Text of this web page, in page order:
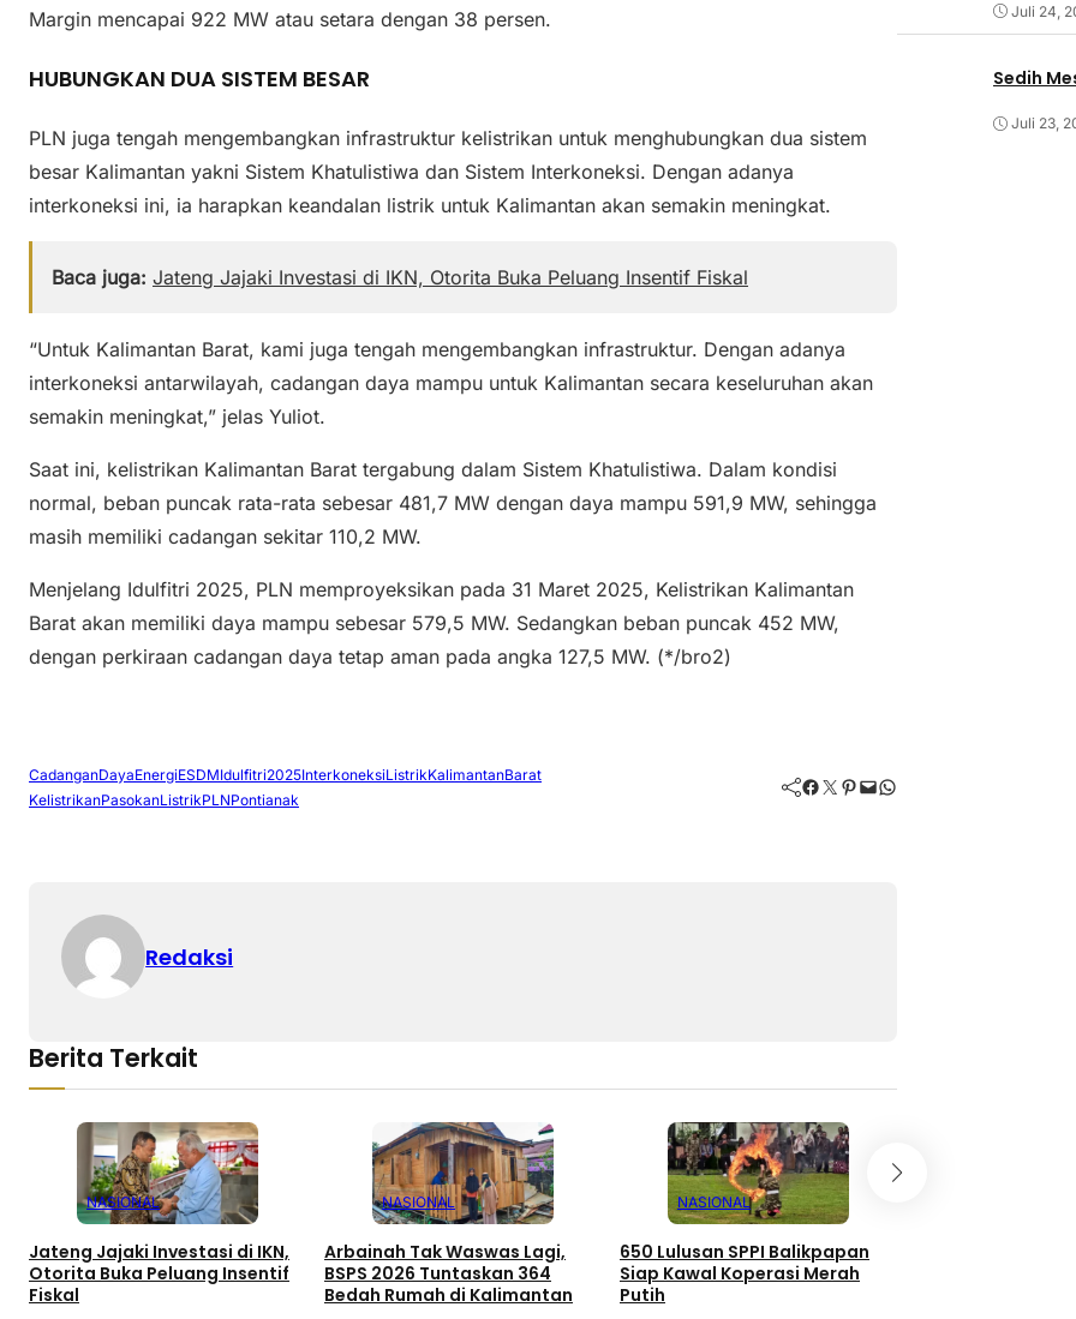
Margin mencapai 922 MW atau setara dengan 38 persen.
HUBUNGKAN DUA SISTEM BESAR
PLN juga tengah mengembangkan infrastruktur kelistrikan untuk menghubungkan dua sistem
besar Kalimantan yakni Sistem Khatulistiwa dan Sistem Interkoneksi. Dengan adanya
interkoneksi ini, ia harapkan keandalan listrik untuk Kalimantan akan semakin meningkat.
Baca juga: Jateng Jajaki Investasi di IKN, Otorita Buka Peluang Insentif Fiskal
“Untuk Kalimantan Barat, kami juga tengah mengembangkan infrastruktur. Dengan adanya
interkoneksi antarwilayah, cadangan daya mampu untuk Kalimantan secara keseluruhan akan
semakin meningkat,” jelas Yuliot.
Saat ini, kelistrikan Kalimantan Barat tergabung dalam Sistem Khatulistiwa. Dalam kondisi
normal, beban puncak rata-rata sebesar 481,7 MW dengan daya mampu 591,9 MW, sehingga
masih memiliki cadangan sekitar 110,2 MW.
Menjelang Idulfitri 2025, PLN memproyeksikan pada 31 Maret 2025, Kelistrikan Kalimantan
Barat akan memiliki daya mampu sebesar 579,5 MW. Sedangkan beban puncak 452 MW,
dengan perkiraan cadangan daya tetap aman pada angka 127,5 MW. (*/bro2)
CadanganDayaEnergiESDMIdulfitri2025InterkoneksiListrikKalimantanBarat
KelistrikanPasokanListrikPLNPontianak
Facebook Twitter Pinterest Mail WhatsApp
Redaksi
Berita Terkait
NASIONAL
Jateng Jajaki Investasi di IKN,
Otorita Buka Peluang Insentif
Fiskal
NASIONAL
Arbainah Tak Waswas Lagi,
BSPS 2026 Tuntaskan 364
Bedah Rumah di Kalimantan
NASIONAL
650 Lulusan SPPI Balikpapan
Siap Kawal Koperasi Merah
Putih
Juli 24,
Sedih
Juli 23,